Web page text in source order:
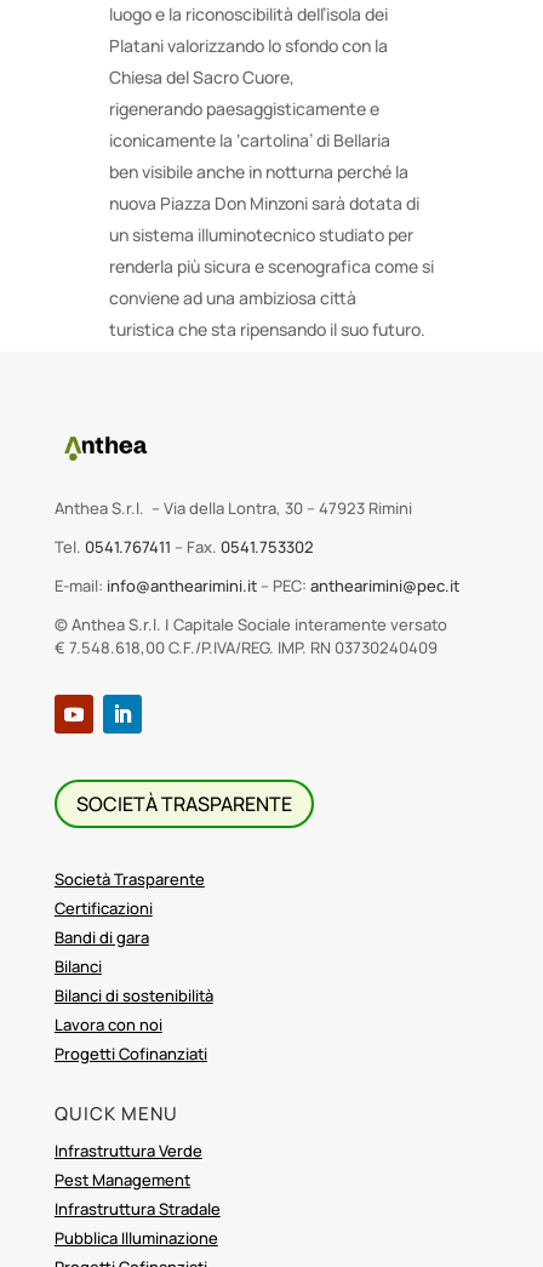
luogo e la riconoscibilità dell’isola dei
Platani valorizzando lo sfondo con la
Chiesa del Sacro Cuore,
rigenerando paesaggisticamente e
iconicamente la ‘cartolina’ di Bellaria
ben visibile anche in notturna perché la
nuova Piazza Don Minzoni sarà dotata di
un sistema illuminotecnico studiato per
renderla più sicura e scenografica come si
conviene ad una ambiziosa città
turistica che sta ripensando il suo futuro.
Anthea S.r.l. – Via della Lontra, 30 – 47923 Rimini
Tel. 0541.767411 – Fax. 0541.753302
E-mail: info@anthearimini.it– PEC: anthearimini@pec.it
© Anthea S.r.l. | Capitale Sociale interamente versato
€ 7.548.618,00 C.F./P.IVA/REG. IMP. RN 03730240409
SOCIETÀ TRASPARENTE
Società Trasparente
Certificazioni
Bandi di gara
Bilanci
Bilanci di sostenibilità
Lavora con noi
Progetti Cofinanziati
QUICK MENU
Infrastruttura Verde
Pest Management
Infrastruttura Stradale
Pubblica Illuminazione